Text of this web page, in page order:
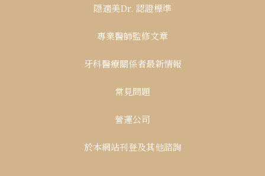
隠適美Dr. 認證標準
專業醫師監修文章
牙科醫療關係者最新情報
常見問題
營運公司
於本網站刊登及其他諮詢